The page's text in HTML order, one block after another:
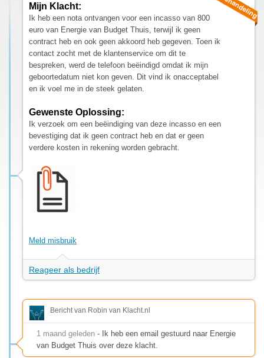
Mijn Klacht:
Ik heb een nota ontvangen voor een incasso van 800
euro van Energie van Budget Thuis, terwijl ik geen
contract heb en ook geen akkoord heb gegeven. Toen ik
contact zocht met de klantenservice om dit te
bespreken, werd de telefoon beëindigd omdat ik mijn
geboortedatum niet kon geven. Dit vind ik onacceptabel
en ik voel me in de steek gelaten.
Gewenste Oplossing:
Ik verzoek om een beëindiging van deze incasso en een
bevestiging dat ik geen contract heb en dat er geen
verdere kosten in rekening worden gebracht.
Meld misbruik
Reageer als bedrijf
Bericht van Robin van Klacht.nl
1 maand geleden - Ik heb een email gestuurd naar Energie
van Budget Thuis over deze klacht.